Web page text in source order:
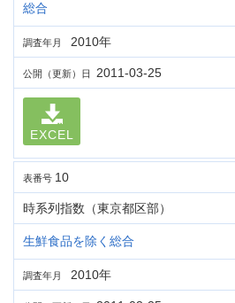
総合
調査年月 2010年
公開（更新）日 2011-03-25
EXCEL
表番号 10
時系列指数（東京都区部）
生鮮食品を除く総合
調査年月 2010年